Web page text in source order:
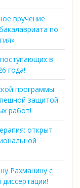
вручение
по
в
года!
программы
защитой
работ!
открыт
Рахманину с